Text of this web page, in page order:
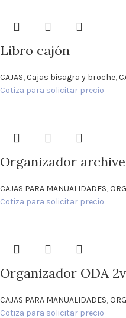
Libro cajón
CAJAS,Cajas bisagra y broche,
Cotiza para solicitar precio
Organizador
CAJAS PARA MANUALIDADES,
Cotiza para solicitar precio
Organizador ODA 2v
CAJAS PARA MANUALIDADES,
Cotiza para solicitar precio